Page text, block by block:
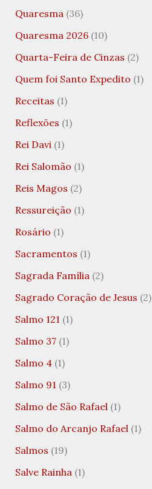
Quaresma(36)
Quaresma 2026(10)
Quarta-Feira de Cinzas (2)
Quem foi Santo Expedito (1)
Receitas (1)
Reflexões (1)
Rei Davi(1)
Rei Salomão (1)
Reis Magos (2)
Ressureição (1)
Rosário (1)
Sacramentos (1)
Sagrada Família(2)
Sagrado Coração de Jesus (2)
Salmo 121 (1)
Salmo 37(1)
Salmo 4(1)
Salmo 91 (3)
Salmo de São Rafael(1)
Salmo do Arcanjo Rafael(1)
Salmos (19)
Salve Rainha(1)